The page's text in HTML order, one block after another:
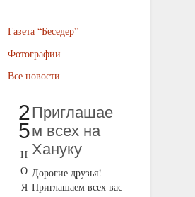
Газета “Беседер”
Фотографии
Все новости
2
5
Н
О
Я
Приглашае
м всех на
Хануку
Дорогие друзья!
Приглашаем всех вас